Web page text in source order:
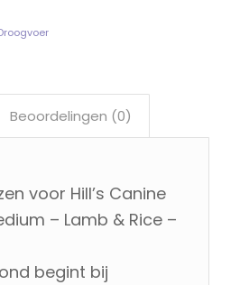
Beoordelingen (0)
voor Hill’s Canine
– Lamb & Rice –
begint bij